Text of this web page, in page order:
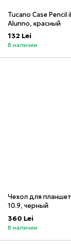
Tucano Case Pencil
Alunno, красный
132 Lei
В наличии
Чехол для
10.9, черный
360 Lei
В наличии